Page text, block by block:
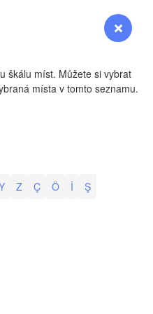
Předpověď
škálu míst. Můžete si vybrat
místa v tomto seznamu.
Z Ç Ö İ Ş